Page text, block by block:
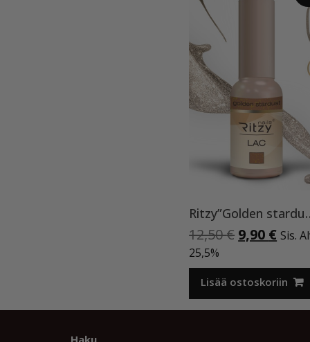
12,50€
oli:
12,50 €.
9,90 €
on:
9,90
Sis.
25,5%
Lisää ostoskoriin